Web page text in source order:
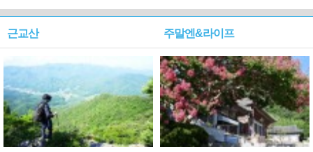
근교산 주말엔&라이프